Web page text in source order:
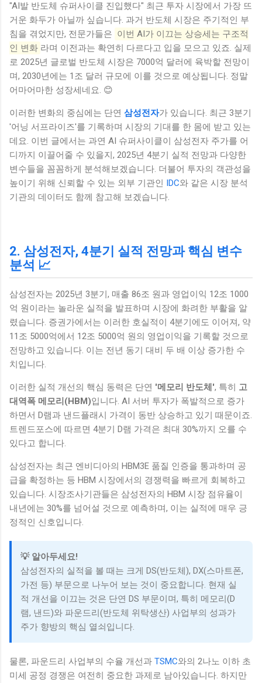
"AI발 반도체 슈퍼사이클 진입했다" 최근 투자 시장에서 가장 뜨
거운 화두가 아닐까 싶습니다. 과거 반도체 시장은 주기적인 부
침을 겪었지만, 전문가들은 이번 AI가 이끄는 상승세는 구조적
인 변화 라며 이전과는 확연히 다르다고 입을 모으고 있죠. 실제
로 2025년 글로벌 반도체 시장은 7000억 달러에 육박할 전망이
며, 2030년에는 1조 달러 규모에 이를 것으로 예상됩니다. 정말
어마어마한 성장세네요. 😊
이러한 변화의 중심에는 단연 삼성전자가 있습니다. 최근 3분기
'어닝 서프라이즈'를 기록하며 시장의 기대를 한 몸에 받고 있는
데요. 이번 글에서는 과연 AI 슈퍼사이클이 삼성전자 주가를 어
디까지 이끌어줄 수 있을지, 2025년 4분기 실적 전망과 다양한
변수들을 꼼꼼하게 분석해보겠습니다. 더불어 투자의 객관성을
높이기 위해 신뢰할 수 있는 외부 기관인 IDC와 같은 시장 분석
기관의 데이터도 함께 참고해 보겠습니다.
2. 삼성전자, 4분기 실적 전망과 핵심 변수
분석 📈
삼성전자는 2025년 3분기, 매출 86조 원과 영업이익 12조 1000
억 원이라는 놀라운 실적을 발표하며 시장에 화려한 부활을 알
렸습니다. 증권가에서는 이러한 호실적이 4분기에도 이어져, 약
11조 5000억에서 12조 5000억 원의 영업이익을 기록할 것으로
전망하고 있습니다. 이는 전년 동기 대비 두 배 이상 증가한 수
치입니다.
이러한 실적 개선의 핵심 동력은 단연 '메모리 반도체', 특히 고
대역폭 메모리(HBM)입니다. AI 서버 투자가 폭발적으로 증가
하면서 D램과 낸드플래시 가격이 동반 상승하고 있기 때문이죠.
트렌드포스에 따르면 4분기 D램 가격은 최대 30%까지 오를 수
있다고 합니다.
삼성전자는 최근 엔비디아의 HBM3E 품질 인증을 통과하며 공
급을 확정하는 등 HBM 시장에서의 경쟁력을 빠르게 회복하고
있습니다. 시장조사기관들은 삼성전자의 HBM 시장 점유율이
내년에는 30%를 넘어설 것으로 예측하며, 이는 실적에 매우 긍
정적인 신호입니다.
💡 알아두세요!
삼성전자의 실적을 볼 때는 크게 DS(반도체), DX(스마트폰,
가전 등) 부문으로 나누어 보는 것이 중요합니다. 현재 실
적 개선을 이끄는 것은 단연 DS 부문이며, 특히 메모리(D
램, 낸드)와 파운드리(반도체 위탁생산) 사업부의 성과가
주가 향방의 핵심 열쇠입니다.
물론, 파운드리 사업부의 수율 개선과 TSMC와의 2나노 이하 초
미세 공정 경쟁은 여전히 중요한 과제로 남아있습니다. 하지만